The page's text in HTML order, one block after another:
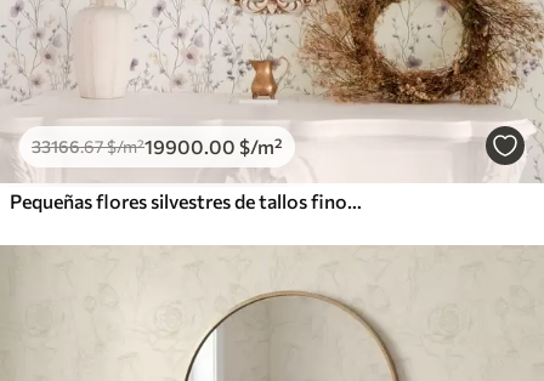
33166.67$/m²19900.00 $/m²
Pequeñas flores silvestres de tallos finos sobre fondo claro